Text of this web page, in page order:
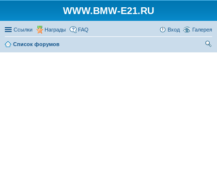
WWW.BMW-E21.RU
Ссылки Награды Галерея
FAQ Вход
Список форумов